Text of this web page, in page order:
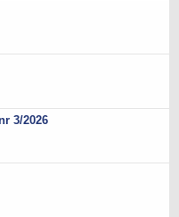
3/2026